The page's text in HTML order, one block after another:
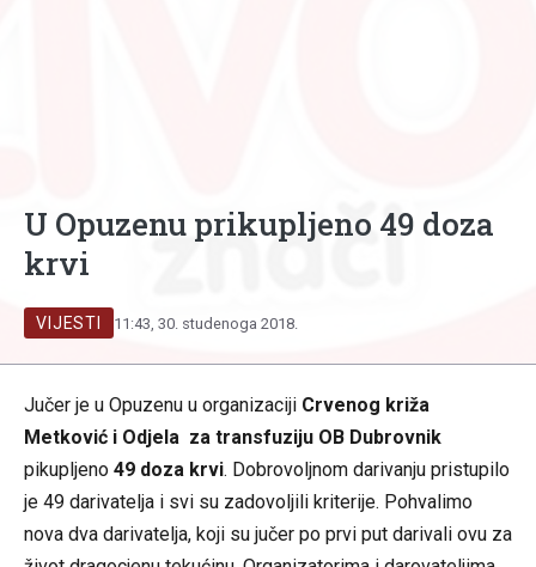
U Opuzenu prikupljeno 49 doza
krvi
VIJESTI 11:43, 30. studenoga 2018.
Jučer je u Opuzenu u organizaciji Crvenog križa
Metković i Odjela za transfuziju OB Dubrovnik
pikupljeno 49 doza krvi. Dobrovoljnom darivanju pristupilo
je 49 darivatelja i svi su zadovoljili kriterije. Pohvalimo
nova dva darivatelja, koji su jučer po prvi put darivali ovu za